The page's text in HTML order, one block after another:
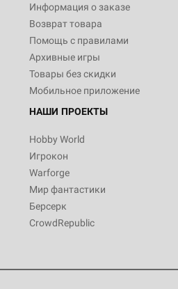
Информация о заказе
Возврат товара
Помощь с правилами
Архивные игры
Товары без скидки
Мобильное приложение
НАШИ ПРОЕКТЫ
Hobby World
Игрокон
Warforge
Мир фантастики
Берсерк
CrowdRepublic